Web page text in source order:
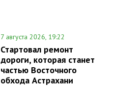
7 августа 2026, 19:22
Стартовал ремонт
дороги, которая станет
частью Восточного
обхода Астрахани